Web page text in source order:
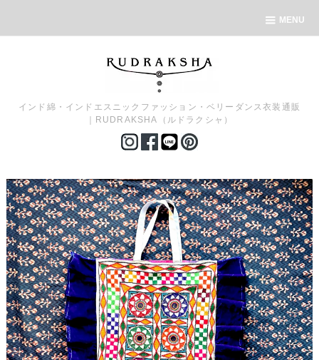
MENU
インド綿・インドエスニックファッション・ベリーダンス衣装通販
｜RUDRAKSHA（ルドラクシャ）